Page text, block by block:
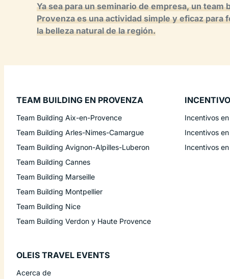
Ya sea para un seminario de empresa, un
Provenza es una actividad simple y eficaz
la belleza natural de la región.
TEAM BUILDING EN PROVENZA
Team Building Aix-en-Provence
Team Building Arles-Nimes-Camargue
Team Building Avignon-Alpilles-Luberon
Team Building Cannes
Team Building Marseille
Team Building Montpellier
Team Building Nice
Team Building Verdon y Haute Provence
Incentivos
Incentivos
Incentivos
OLEIS TRAVEL EVENTS
Acerca de